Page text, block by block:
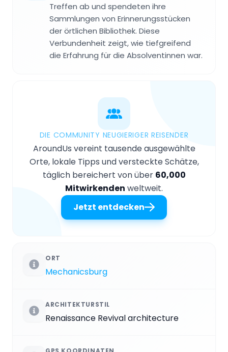
Treffen ab und spendeten ihre
Sammlungen von Erinnerungsstücken
der örtlichen Bibliothek. Diese
Verbundenheit zeigt, wie tiefgreifend
die Erfahrung für die Absolventinnen war.
DIE COMMUNITY NEUGIERIGER REISENDER
AroundUs vereint tausende ausgewählte
Orte, lokale Tipps und versteckte Schätze,
täglich bereichert von über 60,000
Mitwirkenden weltweit.
Jetzt entdecken
ORT
Mechanicsburg
ARCHITEKTURSTIL
Renaissance Revival architecture